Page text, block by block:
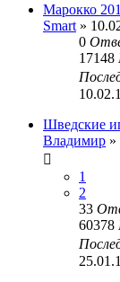
Марокко
Smart »
0
17148
Шведские
Владимир »
1
2
33
60378